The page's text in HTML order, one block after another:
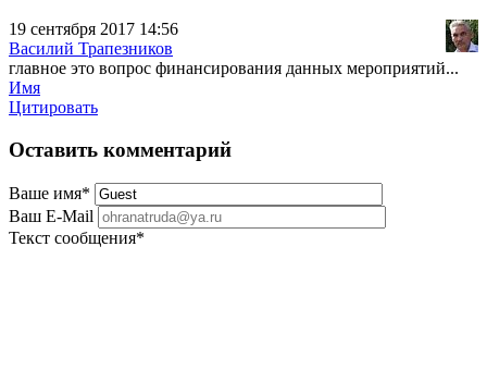
19 сентября 2017 14:56
Василий Трапезников
главное это вопрос финансирования данных мероприятий...
Имя
Цитировать
Оставить комментарий
Ваше имя*
Ваш E-Mail
Текст сообщения*